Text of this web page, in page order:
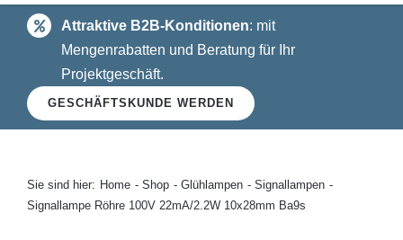
LED
Halogen
Glühlampen
Kontakt
Attraktive B2B-Konditionen: mit
Mengenrabatten und Beratung für Ihr
Projektgeschäft.
GESCHÄFTSKUNDE WERDEN
Sie sind hier: Home Shop Glühlampen
Signallampen
Signallampe Röhre 100V 22mA/2.2W 10x28mm Ba9s